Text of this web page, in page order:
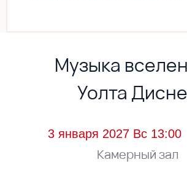
Музыка
Уолта
Камерный зал